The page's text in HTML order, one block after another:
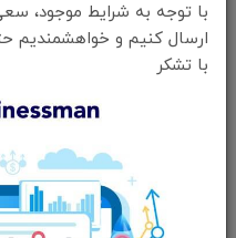
با توجه به شرایط موجود،
ارسال کنیم و خواهشمندیم
با تشکر